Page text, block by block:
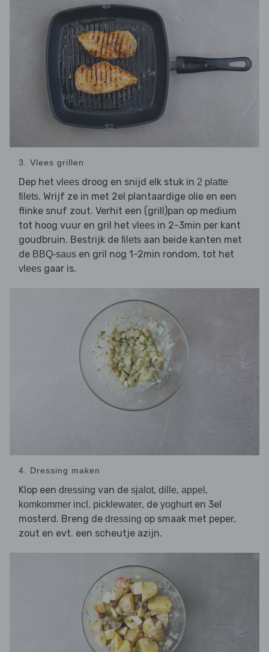
3. Vlees grillen
Dep het vlees droog en snijd elk stuk in 2 platte
filets. Wrijf ze in met 2el plantaardige olie en een
flinke snuf zout. Verhit een (grill)pan op medium
tot hoog vuur en gril het vlees in 2-3min per kant
goudbruin. Bestrijk de filets aan beide kanten met
de BBQ-saus en gril nog 1-2min rondom, tot het
vlees gaar is.
4. Dressing maken
Klop een dressing van de sjalot, dille, appel ,
komkommer incl. picklewater, de yoghurt en 3el
mosterd. Breng de dressing op smaak met peper,
zout en evt. een scheutje azijn.